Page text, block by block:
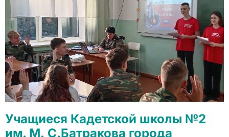
Учащиеся Кадетской школы №2
им. М. С.Батракова города